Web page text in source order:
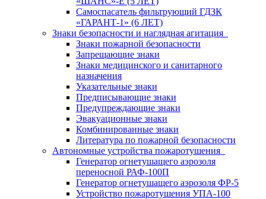
Самоспасатель фильтрующий ГДЗК
«ГАРАНТ-1» (6 ЛЕТ)
Знаки безопасности и наглядная агитация
Знаки пожарной безопасности
Запрещающие знаки
Знаки медицинского и санитарного
назначения
Указательные знаки
Предписывающие знаки
Предупреждающие знаки
Эвакуационные знаки
Комбинированные знаки
Литература по пожарной безопасности
Автономные устройства пожаротушения
Генератор огнетушащего аэрозоля
переносной РАФ-100П
Генератор огнетушащего аэрозоля ФР-5
Устройство пожаротушения УПА-100